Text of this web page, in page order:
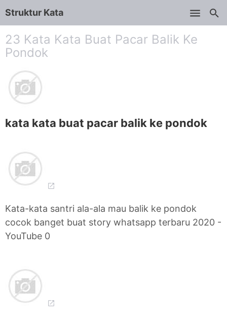
Struktur Kata
23 Kata Kata Buat Pacar Balik Ke
Pondok
kata kata buat pacar balik ke pondok
Kata-kata santri ala-ala mau balik ke pondok
cocok banget buat story whatsapp terbaru 2020 -
YouTube 0